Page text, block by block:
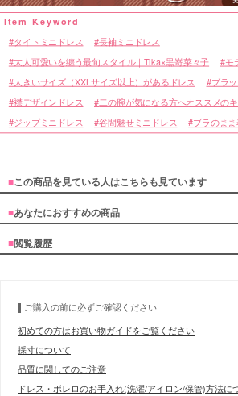
タイトミニドレス 長袖ミニドレス
大人可愛いを纏う最旬スタイル｜Tika×黒嵜菜々子 モ
大きいサイズ（XXLサイズ以上）があるドレス
ブラ
襟デザインドレス
二の腕が気になる方へオススメの
ジップミニドレス
谷間魅せミニドレス ブラのま
■この商品を見ている人はこちらも見ています
■あなたにおすすめの商品
■閲覧履歴
ご購入の前に必ずご確認ください
初めての方はお買い物ガイドをご覧ください
採寸について
品質に関してのご注意
ドレス・ボレロのお手入れ(洗濯/アイロン/保管)方法に